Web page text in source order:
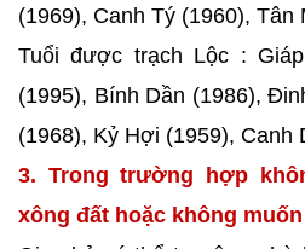
(1969), Canh Tý (1960), Tân
Tuổi được trạch Lộc :
(1995), Bính Dần (1986),
(1968), Kỷ Hợi (1959), Canh
3. Trong trường hợp
xông đất hoặc không